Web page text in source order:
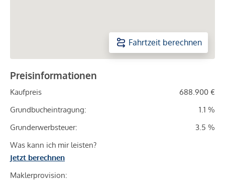
Fahrtzeit berechnen
Preisinformationen
Kaufpreis
688.900 €
Grundbucheintragung:
1.1 %
Grunderwerbsteuer:
3.5 %
Was kann ich mir leisten?
Jetzt berechnen
Maklerprovision: